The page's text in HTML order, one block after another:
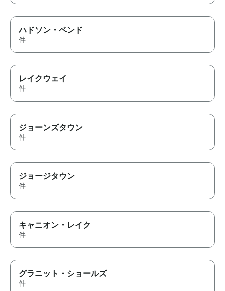
ハドソン・ベンド
件
レイクウェイ
件
ジョーンズタウン
件
ジョージタウン
件
キャニオン・レイク
件
グラニット・ショールズ
件